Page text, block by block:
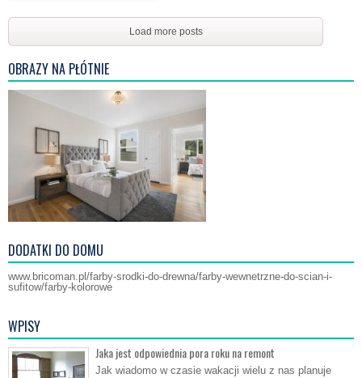
Load more posts
OBRAZY NA PŁÓTNIE
DODATKI DO DOMU
www.bricoman.pl/farby-srodki-do-drewna/farby-wewnetrzne-do-scian-i-
sufitow/farby-kolorowe
WPISY
Jaka jest odpowiednia pora roku na remont
Jak wiadomo w czasie wakacji wielu z nas planuje